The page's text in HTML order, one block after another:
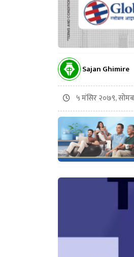
Sajan Ghimire
५ मंसिर २०७९,